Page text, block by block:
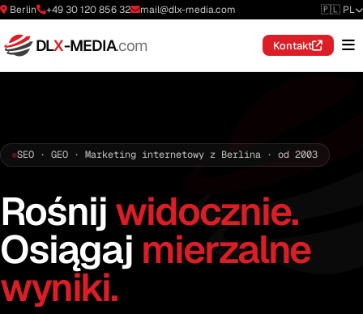
Berlin +49 30 120 856 32 mail@dlx-media.com 🇵🇱 PL
DLX-MEDIA.com Kontakt
SEO · GEO · Marketing internetowy z Berlina · od 2003
Rośnijwidocznie.
Osiągaj mierzalne
wyniki.